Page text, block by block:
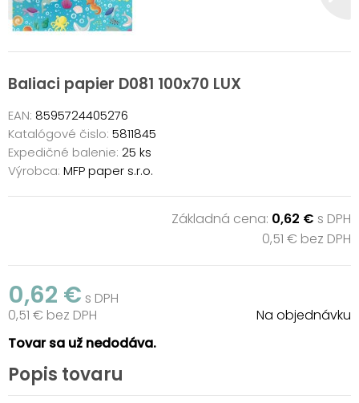
Baliaci papier D081 100x70 LUX
EAN: 8595724405276
Katalógové čislo: 5811845
Expedičné balenie: 25 ks
Výrobca: MFP paper s.r.o.
Základná cena: 0,62 € s DPH
0,51 € bez DPH
0,62 € s DPH
0,51 € bez DPH
Na objednávku
Tovar sa už nedodáva.
Popis tovaru